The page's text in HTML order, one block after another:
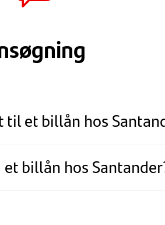
et billån hos
billån hos